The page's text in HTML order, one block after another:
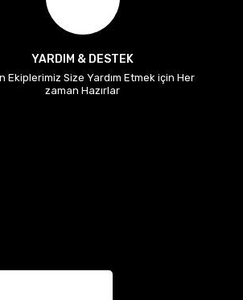
YARDIM & DESTEK
Ekiplerimiz Size Yardım Etmek için Her
zaman Hazırlar